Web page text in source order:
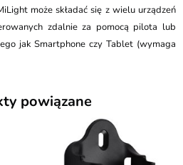
może składać się z wielu urządzeń
zdalnie za pomocą pilota lub
jak Smartphone czy Tablet (wymaga
powiązane